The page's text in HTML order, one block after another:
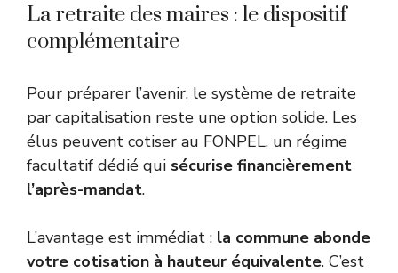
La retraite des maires : le dispositif
complémentaire
Pour préparer l’avenir, le système de retraite
par capitalisation reste une option solide. Les
élus peuvent cotiser au FONPEL, un régime
facultatif dédié qui sécurise financièrement
l’après-mandat.
L’avantage est immédiat : la commune abonde
votre cotisation à hauteur équivalente. C’est